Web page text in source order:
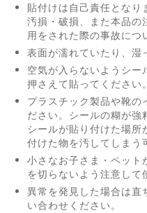
貼付けは自己責任とな
汚損・破損、また本品の
用をされた際の事故につ
表面が濡れていたり、湿
空気が入らないようシー
押さえて貼ってください。
プラスチック製品や靴の
ださい。シールの糊が強
シールが貼り付けた場所
付けた物を汚してしまう
小さなお子さま・ペット
を切らないよう注意して
異常を発見した場合は直
い合わせください。